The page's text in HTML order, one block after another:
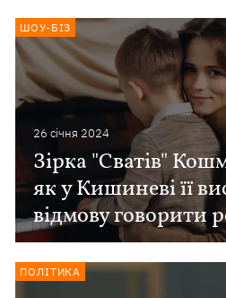
26 сiчня 2024
Зірка "Сватів"
як у Кишиневі її
відмову говорити
ШОУ-БІЗ
ПОЛІТИКА